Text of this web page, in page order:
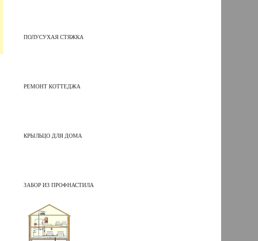
ПОЛУСУХАЯ СТЯЖКА
РЕМОНТ КОТТЕДЖА
КРЫЛЬЦО ДЛЯ ДОМА
ЗАБОР ИЗ ПРОФНАСТИЛА